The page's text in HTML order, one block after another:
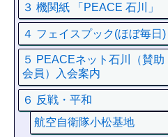
３ 機関紙 「PEACE 石川」
４ フェイスプック(ほぼ毎日)
５ PEACEネット石川（賛助
会員）入会案内
６ 反戦・平和
航空自衛隊小松基地